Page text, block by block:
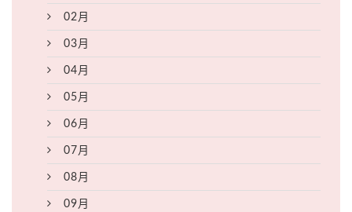
02月
03月
04月
05月
06月
07月
08月
09月